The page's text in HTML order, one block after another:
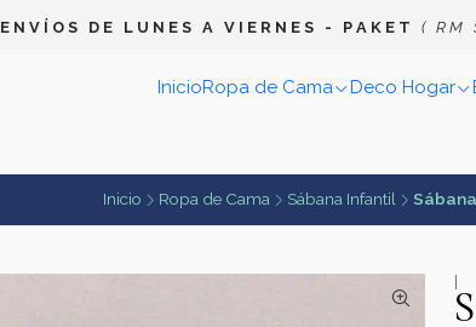
InicioRopa de Cama Deco Hogar
E N V Í O S D E L U N E S A V I E R N E S - P A K E T ( R M
Inicio Ropa de Cama Sábana Infantil
|